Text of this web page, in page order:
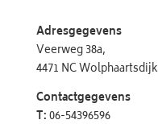
Adresgegevens
Veerweg 38a,
4471 NC Wolphaartsdijk
Contactgegevens
T:06-54396596